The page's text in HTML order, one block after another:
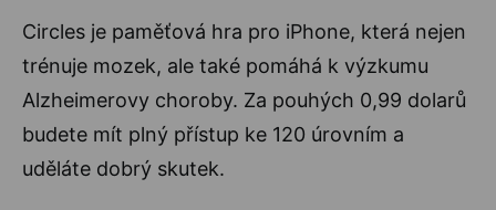
Circles je paměťová hra pro iPhone, která nejen
trénuje mozek, ale také pomáhá k výzkumu
Alzheimerovy choroby. Za pouhých 0,99 dolarů
budete mít plný přístup ke 120 úrovním a
uděláte dobrý skutek.